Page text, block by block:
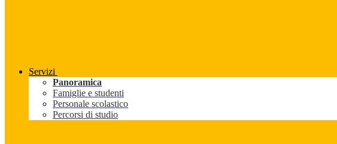
Servizi
Panoramica
Famiglie e studenti
Personale scolastico
Percorsi di studio